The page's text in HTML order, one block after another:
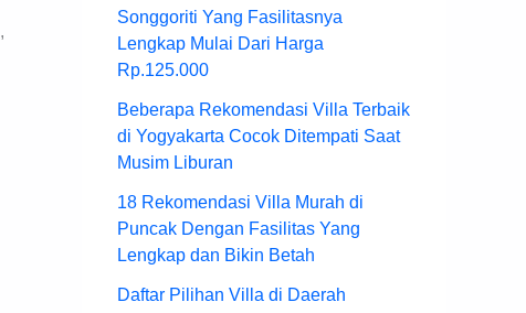
,
Songgoriti Yang Fasilitasnya
Lengkap Mulai Dari Harga
Rp.125.000
Beberapa Rekomendasi Villa Terbaik
di Yogyakarta Cocok Ditempati Saat
Musim Liburan
18 Rekomendasi Villa Murah di
Puncak Dengan Fasilitas Yang
Lengkap dan Bikin Betah
Daftar Pilihan Villa di Daerah